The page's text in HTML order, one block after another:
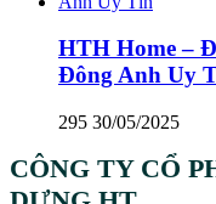
HTH Home –
Đông Anh Uy
295 30/05/2025
CÔNG TY CỔ